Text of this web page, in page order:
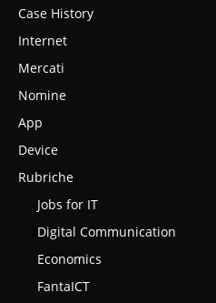
Case History
Internet
Mercati
Nomine
App
Device
Rubriche
Jobs for IT
Digital Communication
Economics
FantaICT